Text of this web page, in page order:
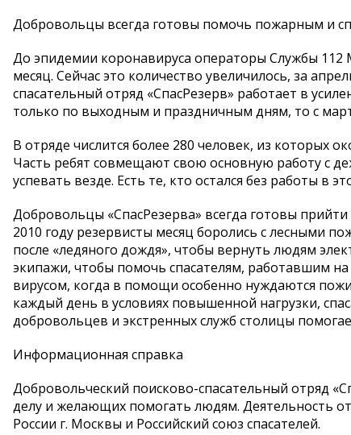
Добровольцы всегда готовы помочь пожарным и
До эпидемии коронавируса операторы Службы 112
месяц. Сейчас это количество увеличилось, за
спасательный отряд «СпасРезерв» работает в
только по выходным и праздничным дням, то с
В отряде числится более 280 человек, из
Часть ребят совмещают свою основную работу с
успевать везде. Есть те, кто остался без работы
Добровольцы «СпасРезерва» всегда готовы
2010 году резервисты месяц боролись с лесными
после «ледяного дождя», чтобы вернуть людям
экипажи, чтобы помочь спасателям, работавшим
вирусом, когда в помощи особенно нуждаются
каждый день в условиях повышенной нагрузки,
добровольцев и экстренных служб столицы
Информационная справка
Добровольческий поисково-спасательный отряд
делу и желающих помогать людям. Деятельность
России г. Москвы и Российский союз спасателей.